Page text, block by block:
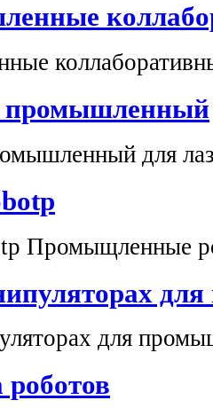
промышленный
для
Промыщленные
для